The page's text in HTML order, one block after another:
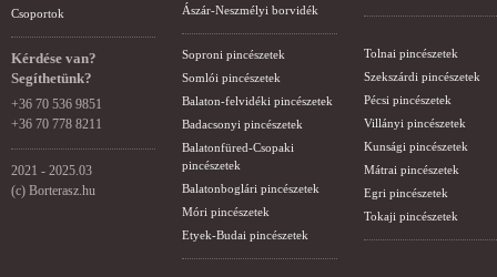
Csoportok
Kérdése van?
Segíthetünk?
+36 70 536 9851
+36 70 778 8211
2021 - 2025.03
(c) Borterasz.hu
Ászár-Neszmélyi borvidék
Soproni pincészetek
Somlói pincészetek
Balaton-felvidéki pincészetek
Badacsonyi pincészetek
Balatonfüred-Csopaki
pincészetek
Balatonboglári pincészetek
Móri pincészetek
Etyek-Budai pincészetek
Tolnai pincészetek
Szekszárdi pincészetek
Pécsi pincészetek
Villányi pincészetek
Kunsági pincészetek
Mátrai pincészetek
Egri pincészetek
Tokaji pincészetek